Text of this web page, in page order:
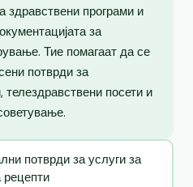
програми и
за
Тие помагаат да се
потврди за
телездравствени посети и
потврди за услуги за